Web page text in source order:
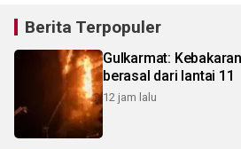
Berita Terpopuler
Gulkarmat:
berasal dari lantai 11
12 jam lalu